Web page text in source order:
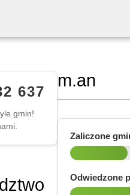
637
gmin!
m.an
Zaliczone
Odwiedzone